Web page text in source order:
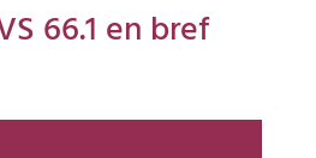
66.1 en bref